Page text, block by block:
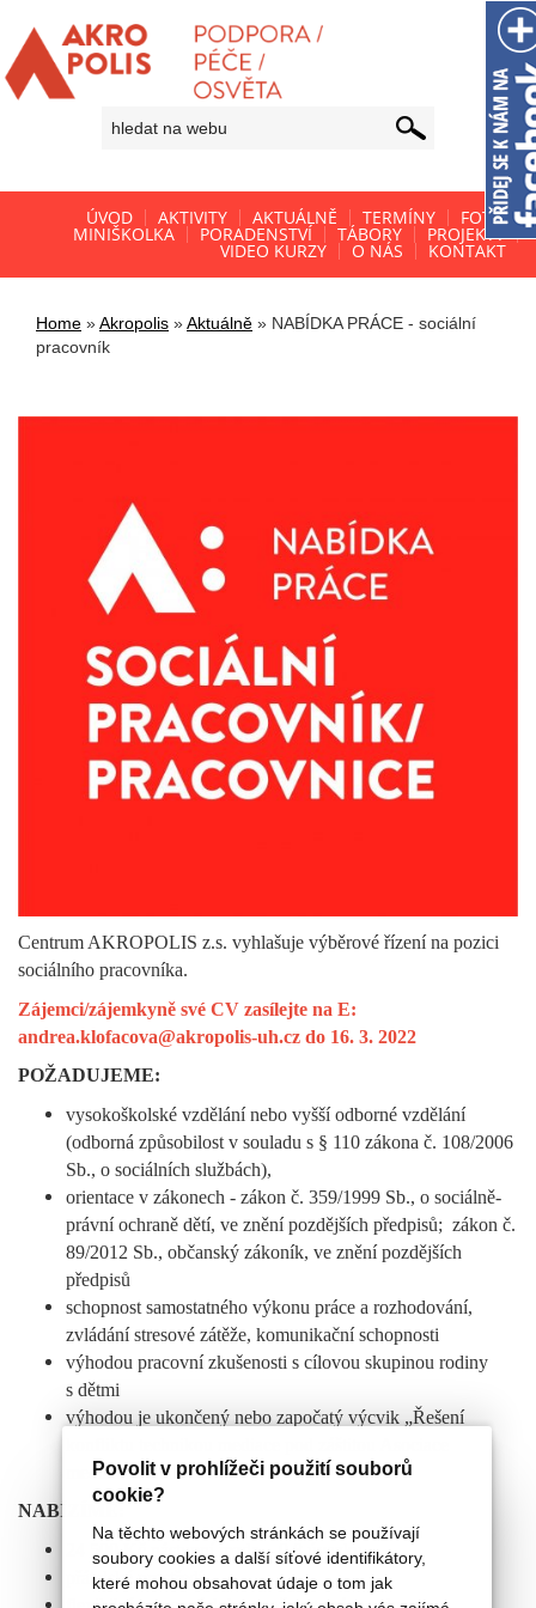
Povolit v prohlížeči použití souborů
cookie?
Na těchto webových stránkách se používají
soubory cookies a další síťové identifikátory,
které mohou obsahovat údaje o tom jak
ÚVOD AKTIVITY AKTUÁLNĚ TERMÍNY FOTO
MINIŠKOLKA PORADENSTVÍ TÁBORY PROJEKTY
VIDEO KURZY O NÁS KONTAKT
Home »Akropolis »Aktuálně » NABÍDKA PRÁCE - sociální
pracovník
Centrum AKROPOLIS z.s. vyhlašuje výběrové řízení na pozici
sociálního pracovníka.
Zájemci/zájemkyně své CV zasílejte na E:
andrea.klofacova@akropolis-uh.cz do 16. 3. 2022
POŽADUJEME:
vysokoškolské vzdělání nebo vyšší odborné vzdělání
(odborná způsobilost v souladu s § 110 zákona č. 108/2006
Sb., o sociálních službách),
orientace v zákonech - zákon č. 359/1999 Sb., o sociálně-
právní ochraně dětí, ve znění pozdějších předpisů; zákon č.
89/2012 Sb., občanský zákoník, ve znění pozdějších
předpisů
schopnost samostatného výkonu práce a rozhodování,
zvládání stresové zátěže, komunikační schopnosti
výhodou pracovní zkušenosti s cílovou skupinou rodiny
s dětmi
výhodou je ukončený nebo započatý výcvik „Řešení
mediátorů ČR“.
NABÍZÍME:
24 500 Kč nástupní mzda – 0,8 úvazku
přátelské prostředí